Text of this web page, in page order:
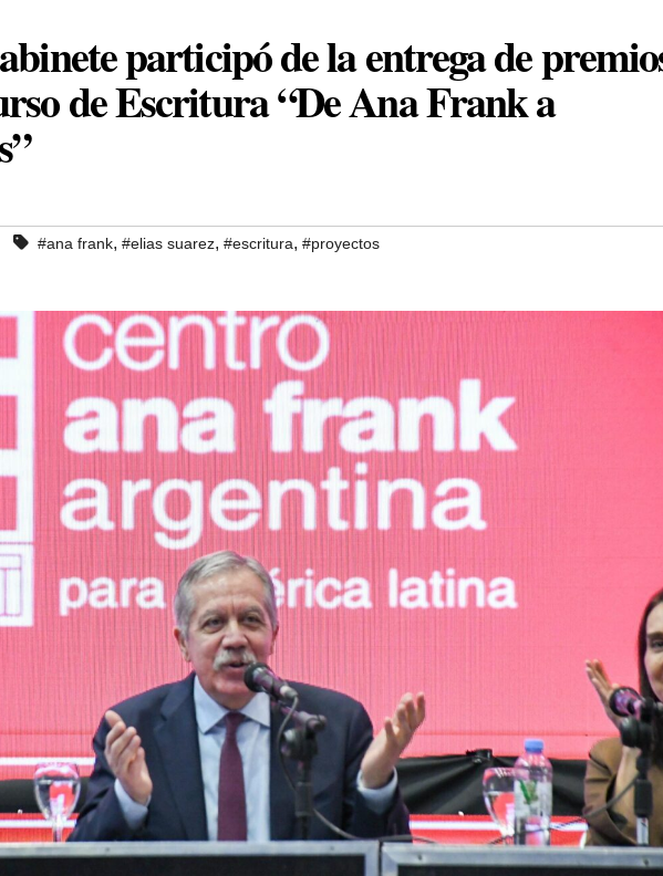
participó de la entrega de
de Escritura “De Ana Frank a
#ana frank, #elias suarez, #escritura, #proyectos